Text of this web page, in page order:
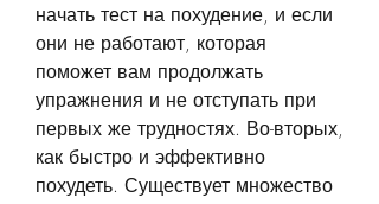
начать тест на похудение, и если
они не работают, которая
поможет вам продолжать
упражнения и не отступать при
первых же трудностях. Во-вторых,
как быстро и эффективно
похудеть. Существует множество